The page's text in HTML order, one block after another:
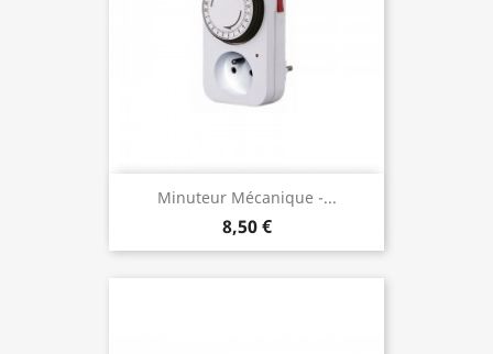
Minuteur Mécanique -...
8,50 €